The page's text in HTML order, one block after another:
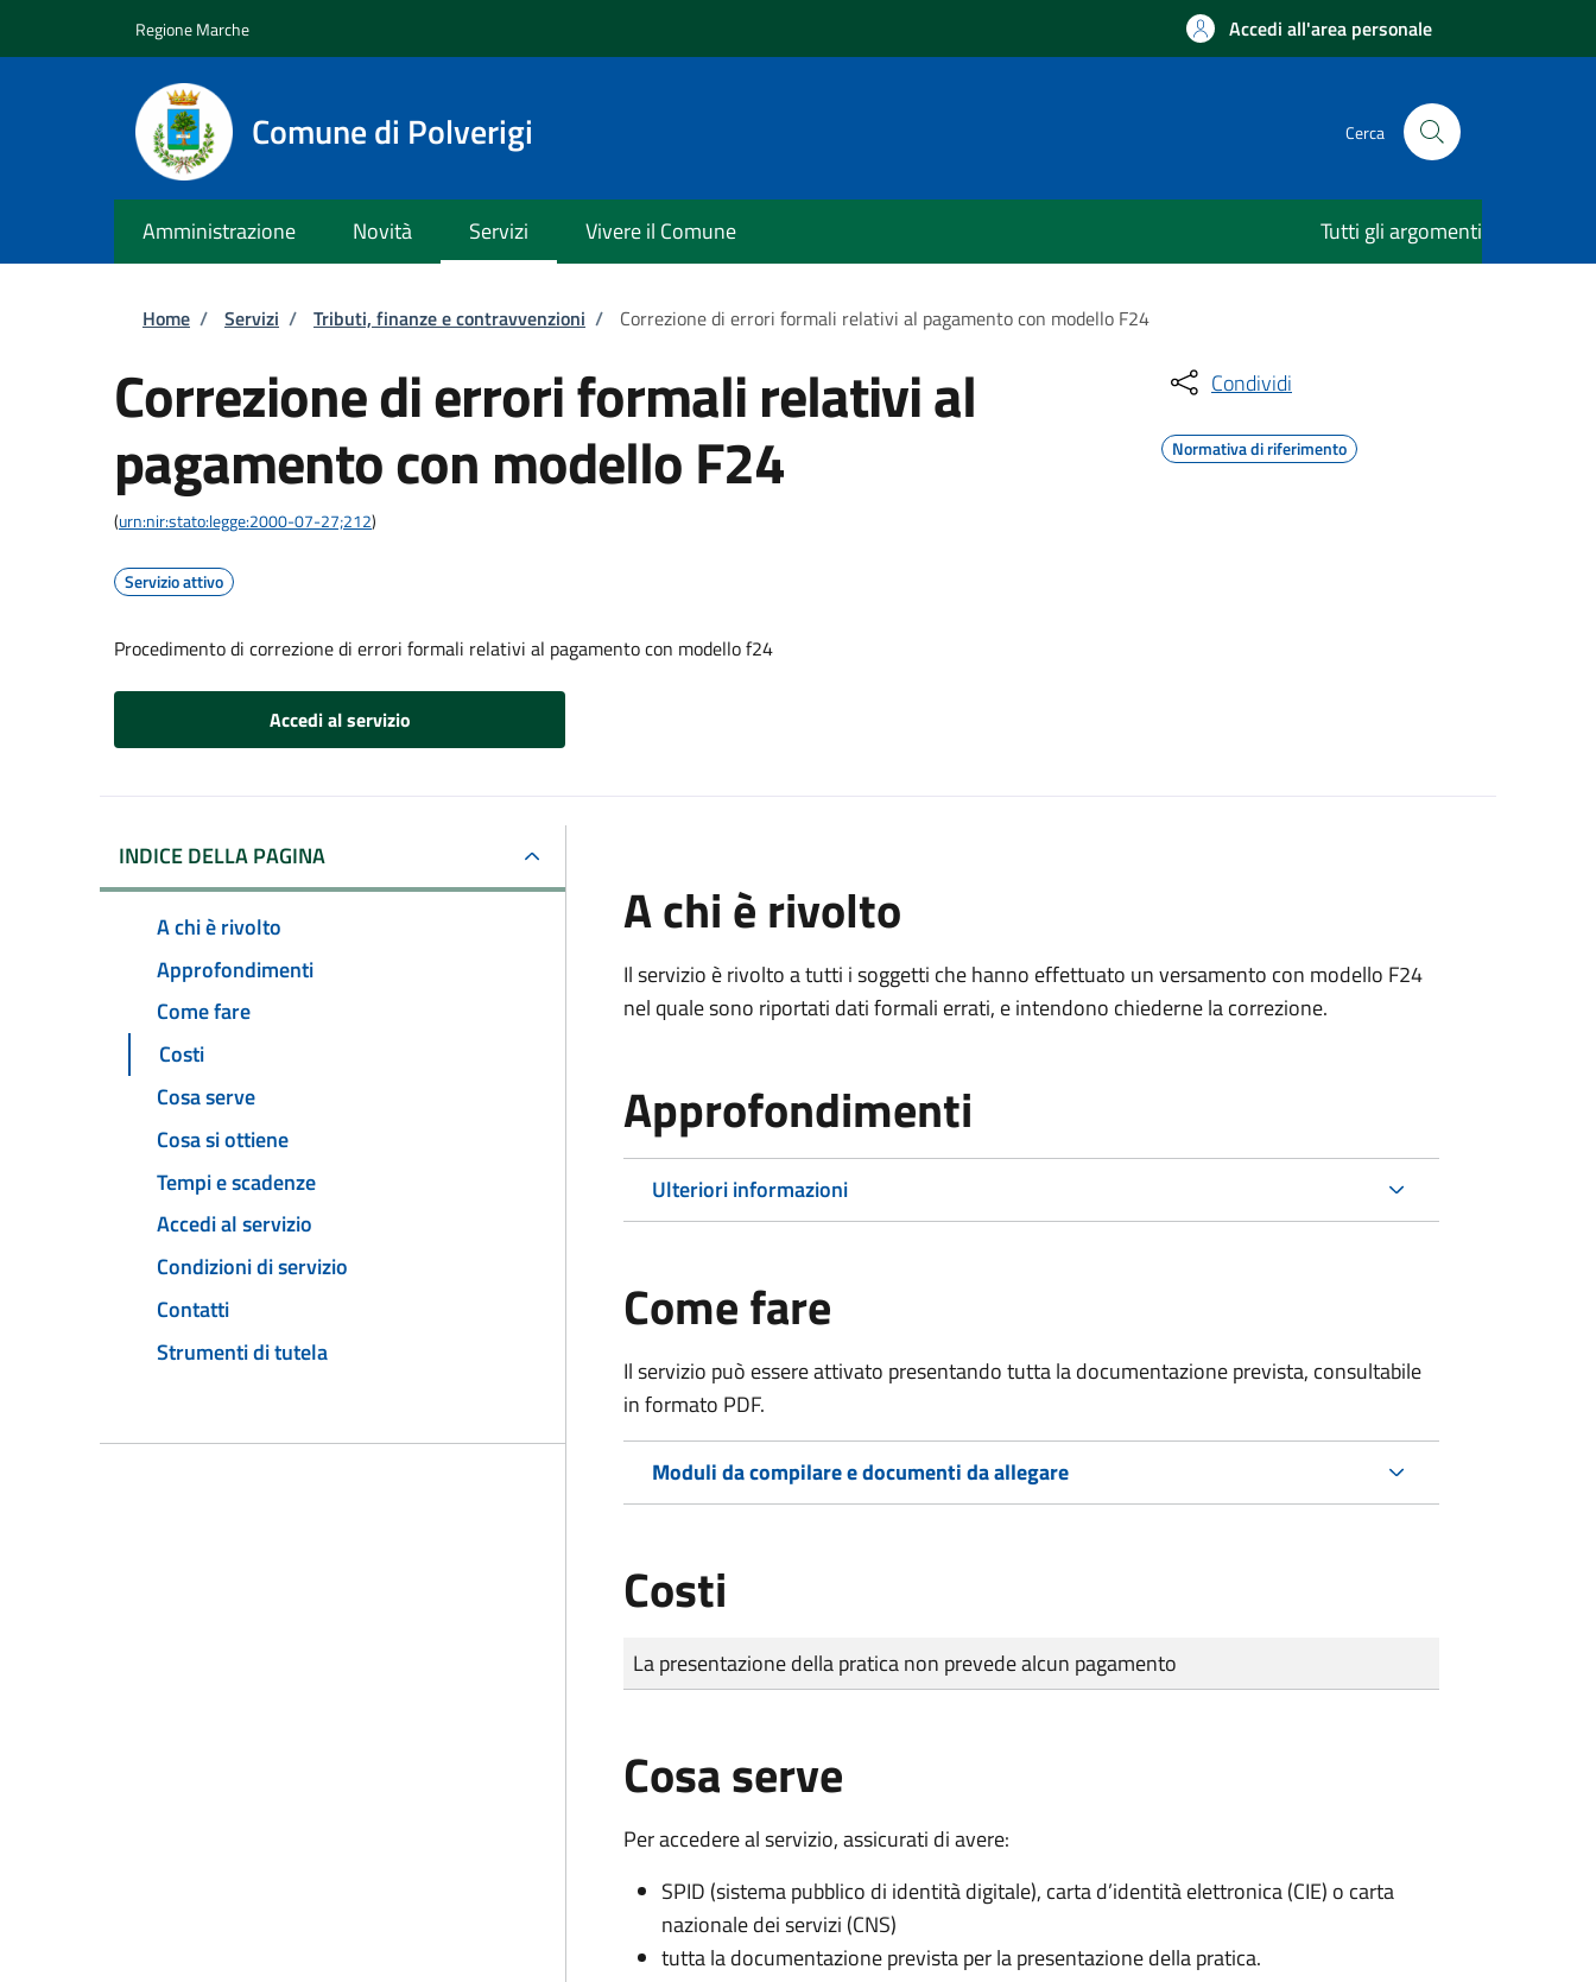
Regione Marche Accedi all'area personale
Comune di Polverigi Cerca
Amministrazione Novità Servizi Vivere il Comune Tutti gli argomenti
Briciole di pane
Home / Servizi / Tributi, finanze e contravvenzioni / Correzione di errori formali relativi al pagamento con modello F24
Correzione di errori formali relativi al
pagamento con modello F24
(urn:nir:stato:legge:2000-07-27;212)
Servizio attivo
Procedimento di correzione di errori formali relativi al pagamento con modello f24
Accedi al servizio
Condividi
Normativa di riferimento
INDICE DELLA PAGINA
A chi è rivolto
Approfondimenti
Come fare
Costi
Cosa serve
Cosa si ottiene
Tempi e scadenze
Accedi al servizio
Condizioni di servizio
Contatti
Strumenti di tutela
A chi è rivolto
Il servizio è rivolto a tutti i soggetti che hanno effettuato un versamento con modello F24
nel quale sono riportati dati formali errati, e intendono chiederne la correzione.
Approfondimenti
Ulteriori informazioni
Come fare
Il servizio può essere attivato presentando tutta la documentazione prevista, consultabile
in formato PDF.
Moduli da compilare e documenti da allegare
Costi
Tipo di pagamento
Importo
La presentazione della pratica non prevede alcun pagamento
Cosa serve
Per accedere al servizio, assicurati di avere:
SPID (sistema pubblico di identità digitale), carta d’identità elettronica (CIE) o carta
nazionale dei servizi (CNS)
tutta la documentazione prevista per la presentazione della pratica.